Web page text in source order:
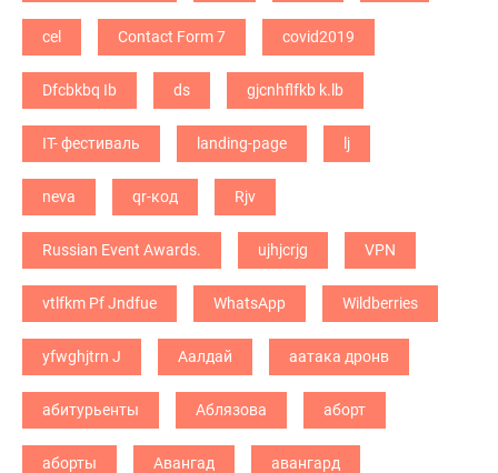
cel Contact Form 7 covid2019
Dfcbkbq Ib ds gjcnhflfkb k.lb
IT- фестиваль landing-page lj
neva qr-код Rjv
Russian Event Awards. ujhjcrjg VPN
vtlfkm Pf Jndfue WhatsApp Wildberries
yfwghjtrn J Аалдай аатака дронв
абитурьенты Аблязова аборт
аборты Авангад авангард